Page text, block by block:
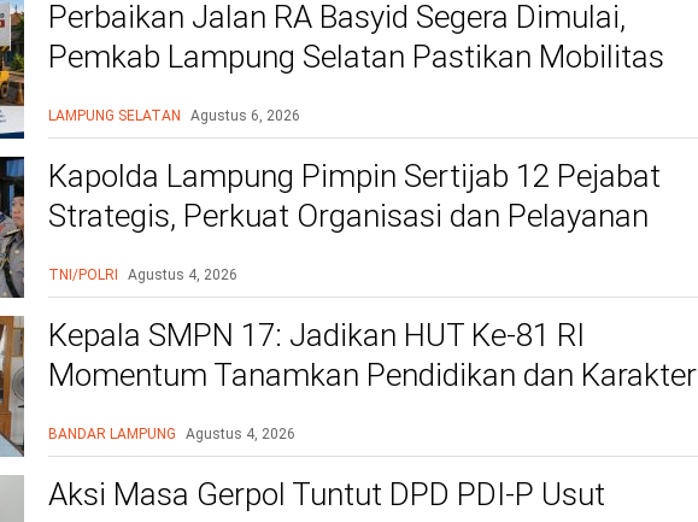
Perbaikan Jalan RA Basyid Segera Dimulai,
Pemkab Lampung Selatan Pastikan Mobilitas
LAMPUNG SELATAN Agustus 6, 2026
Kapolda Lampung Pimpin Sertijab 12 Pejabat
Strategis, Perkuat Organisasi dan Pelayanan
TNI/POLRI Agustus 4, 2026
Kepala SMPN 17: Jadikan HUT Ke-81 RI
Momentum Tanamkan Pendidikan dan Karakter
BANDAR LAMPUNG Agustus 4, 2026
Aksi Masa Gerpol Tuntut DPD PDI-P Usut